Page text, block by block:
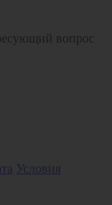
вопрос
Условия